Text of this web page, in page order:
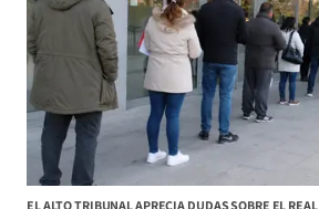
EL ALTO TRIBUNAL APRECIA DUDAS SOBRE EL